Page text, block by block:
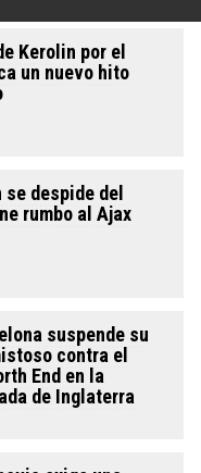
Kerolin por el
un nuevo hito
se despide del
rumbo al Ajax
suspende su
contra el
End en la
de Inglaterra